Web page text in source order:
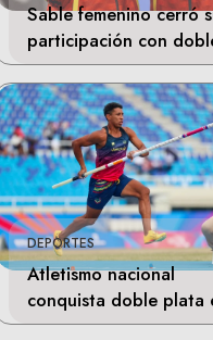
Sable femenino cerró
participación con
bronce en Santo
DEPORTES
Atletismo nacional
conquista doble plata
Santo Domingo